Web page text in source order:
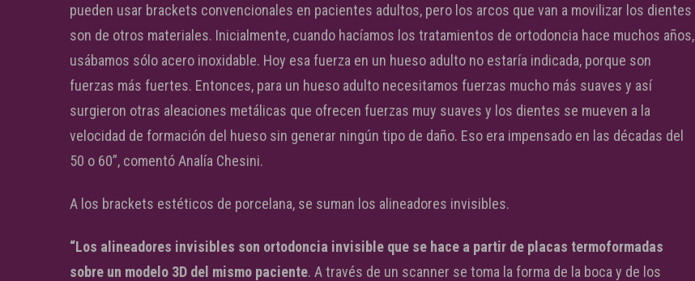
pueden usar brackets convencionales en pacientes adultos, pero los arcos que van a movilizar los dientes
son de otros materiales. Inicialmente, cuando hacíamos los tratamientos de ortodoncia hace muchos años,
usábamos sólo acero inoxidable. Hoy esa fuerza en un hueso adulto no estaría indicada, porque son
fuerzas más fuertes. Entonces, para un hueso adulto necesitamos fuerzas mucho más suaves y así
surgieron otras aleaciones metálicas que ofrecen fuerzas muy suaves y los dientes se mueven a la
velocidad de formación del hueso sin generar ningún tipo de daño. Eso era impensado en las décadas del
50 o 60”, comentó Analía Chesini.
A los brackets estéticos de porcelana, se suman los alineadores invisibles.
“Los alineadores invisibles son ortodoncia invisible que se hace a partir de placas termoformadas
sobre un modelo 3D del mismo paciente. A través de un scanner se toma la forma de la boca y de los